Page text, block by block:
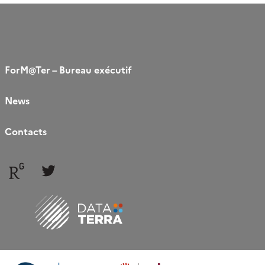
ForM@Ter – Bureau exécutif
News
Contacts
Follow